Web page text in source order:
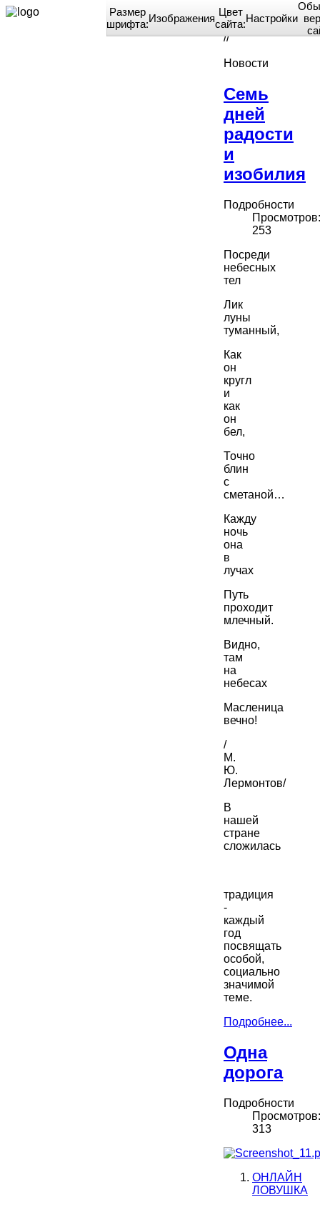
Home
//
Новости
Семь
дней
радости
и
изобилия
Подробности
Просмотров:
253
Посреди
небесных
тел
Лик
луны
туманный,
Как
он
кругл
и
как
он
бел,
Точно
блин
с
сметаной…
Кажду
ночь
она
в
лучах
Путь
проходит
млечный.
Видно,
там
на
небесах
Масленица
вечно!
/
М.
Ю.
Лермонтов/
В
нашей
стране
сложилась
традиция
-
каждый
год
посвящать
особой,
социально
значимой
теме.
Подробнее...
Одна
дорога
Подробности
Просмотров:
313
ОНЛАЙН
ЛОВУШКА
Размер
шрифта:Изображения
Цвет
сайта:Настройки